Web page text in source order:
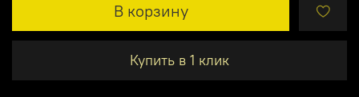
В корзину
Купить в 1 клик